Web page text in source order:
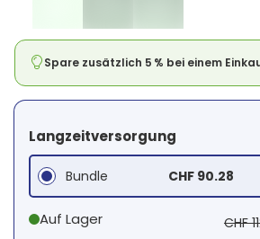
Spare zusätzlich 5 % bei einem
Langzeitversorgung
Bundle CHF 90.28
Auf Lager CHF